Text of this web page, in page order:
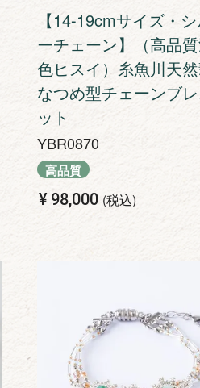
【14-19cmサイズ・
ーチェーン】（高品
色ヒスイ）糸魚川天
なつめ型チェーンブ
ット
YBR0870
高品質
¥ 98,000 税込